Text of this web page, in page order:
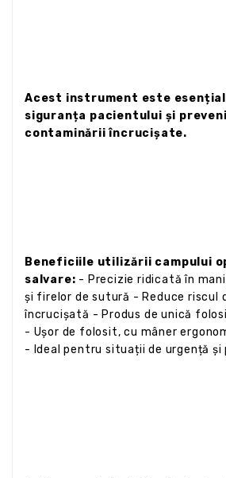
Acest instrument este
siguranța pacientului și
contaminării încrucișate.
Beneficiile utilizării campului
salvare: - Precizie ridicată în
și firelor de sutură - Reduce riscul
încrucișată - Produs de unică
- Ușor de folosit, cu mâner
- Ideal pentru situații de urgență și